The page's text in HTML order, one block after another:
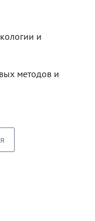
и
методов и